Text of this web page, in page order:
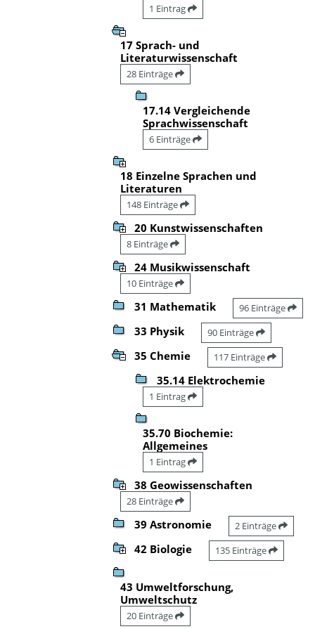
1 Eintrag
17 Sprach- und
Literaturwissenschaft
28 Einträge
17.14 Vergleichende
Sprachwissenschaft
6 Einträge
18 Einzelne Sprachen und
Literaturen
148 Einträge
20 Kunstwissenschaften
8 Einträge
24 Musikwissenschaft
10 Einträge
31 Mathematik 96 Einträge
33 Physik 90 Einträge
35 Chemie 117 Einträge
35.14 Elektrochemie
1 Eintrag
35.70 Biochemie:
Allgemeines
1 Eintrag
38 Geowissenschaften
28 Einträge
39 Astronomie 2 Einträge
42 Biologie 135 Einträge
43 Umweltforschung,
Umweltschutz
20 Einträge